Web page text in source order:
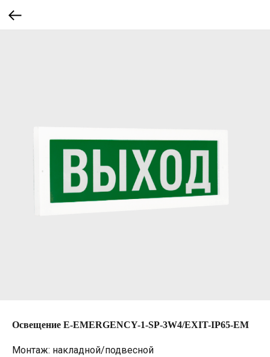
Освещение E-EMERGENCY-1-SP-3W4/EXIT-IP65-EM
Монтаж: накладной/подвесной